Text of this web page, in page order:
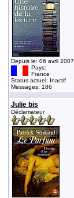
Depuis le: 06 avril 2007
Pays:
France
Status actuel: Inactif
Messages: 186
Julie bis
Déclamateur